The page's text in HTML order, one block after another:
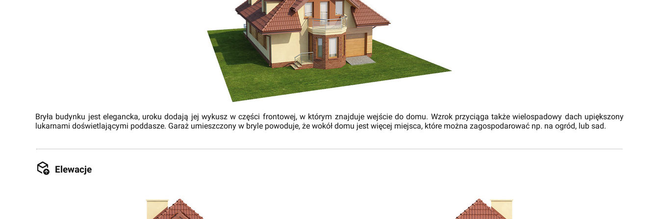
Bryła budynku jest elegancka, uroku dodają jej wykusz w części frontowej, w którym znajduje wejście do domu. Wzrok przyciąga także wielospadowy dach upiększony
lukarnami doświetlającymi poddasze. Garaż umieszczony w bryle powoduje, że wokół domu jest więcej miejsca, które można zagospodarować np. na ogród, lub sad.
Elewacje